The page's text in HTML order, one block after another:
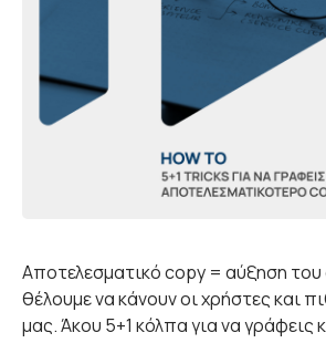
Αποτελεσματικό copy = αύξηση
θέλουμε να κάνουν οι χρήστες και
μας. Άκου 5+1 κόλπα για να γράφεις